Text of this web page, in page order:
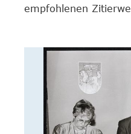
empfohlenen